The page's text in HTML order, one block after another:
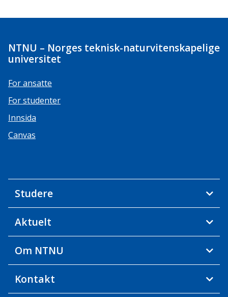
NTNU – Norges teknisk-naturvitenskapelige
universitet
For ansatte
For studenter
Innsida
Canvas
Studere
Aktuelt
Om NTNU
Kontakt